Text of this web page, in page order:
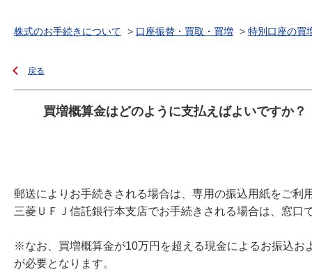
株式のお手続きについて > 口座振替・買取・買増 > 特別口座の買
戻る
買増概算金はどのように支払えばよいですか？
郵送によりお手続きされる場合は、専用の振込用紙をご
三菱ＵＦＪ信託銀行本支店でお手続きされる場合は、窓口
※なお、買増概算金が10万円を超える現金によるお振込お
が必要となります。